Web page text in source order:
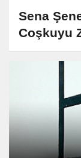
Sena
Coşkuyu